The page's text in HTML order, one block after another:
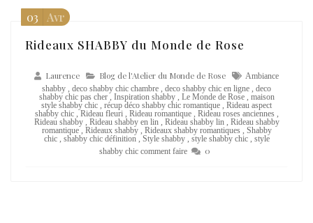
Rideaux SHABBY du Monde de Rose
Laurence Blog de l'Atelier du Monde de Rose
Ambiance
shabby
deco shabby chic chambre deco shabby chic en ligne
deco
shabby chic pas cher
Inspiration shabby Le Monde de Rose
maison
style shabby chic
récup déco shabby chic romantique
Rideau aspect
shabby chic
Rideau fleuri Rideau romantique Rideau roses anciennes
Rideau shabby
Rideau shabby en lin Rideau shabby lin
Rideau shabby
romantique
Rideaux shabby Rideaux shabby romantiques
Shabby
chic
shabby chic définition Style shabby style shabby chic
style
shabby chic comment faire
0
03 Avr